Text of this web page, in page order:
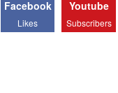
Facebook
Likes
Youtube
Subscribers